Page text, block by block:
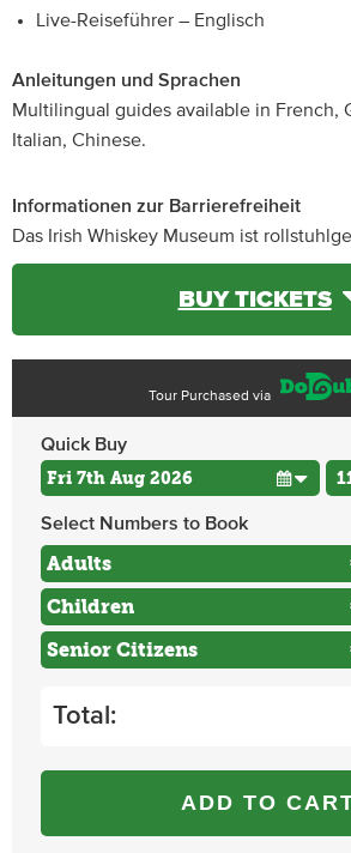
Live-Reiseführer – Englisch
Anleitungen und Sprachen
Multilingual guides available in French,
Italian, Chinese.
Informationen zur Barrierefreiheit
Das Irish Whiskey Museum ist
BUY TICKETS
Tour Purchased via
Quick Buy
Select Numbers to Book
Adults
Children
Senior Citizens
Total:
ADD TO